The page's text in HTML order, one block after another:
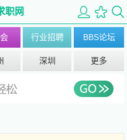
职网
行业招聘 BBS论坛
深圳 更多